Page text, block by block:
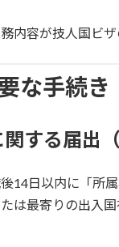
内容が技人国ビ
な手続き
する届出
14日以内に「所
は最寄りの出入